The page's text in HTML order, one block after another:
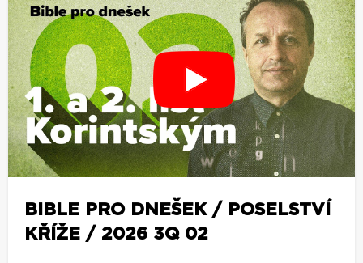
BIBLE PRO DNEŠEK / POSELSTVÍ
KŘÍŽE / 2026 3Q 02